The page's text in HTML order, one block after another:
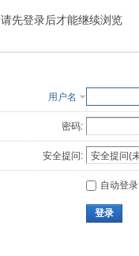
请先登录后才能继续浏览
用户名
密码:
安全提问:
自动登录
登录